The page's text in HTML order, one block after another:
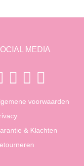
MEDIA
voorwaarden
& Klachten